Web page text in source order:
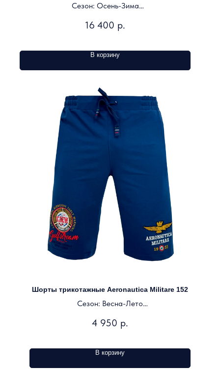
Сезон: Осень-Зима
16 400 р.
В корзину
Шорты трикотажные Aeronautica Militare 152
Сезон: Весна-Лето
4 950 р.
В корзину